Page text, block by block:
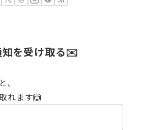
知を受け取る✉️
、
れます🙆